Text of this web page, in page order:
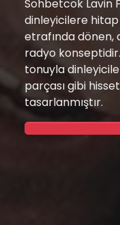
Sohbetcok Lavin
dinleyicilere
etrafında dönen,
radyo
tonuyla
parçası gibi
tasarlanmıştır.